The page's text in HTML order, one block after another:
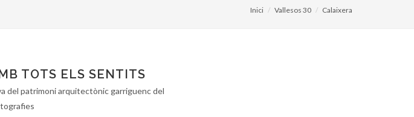
Inici Vallesos 30 Calaixera
TOTS ELS SENTITS
del patrimoni arquitectònic garriguenc del